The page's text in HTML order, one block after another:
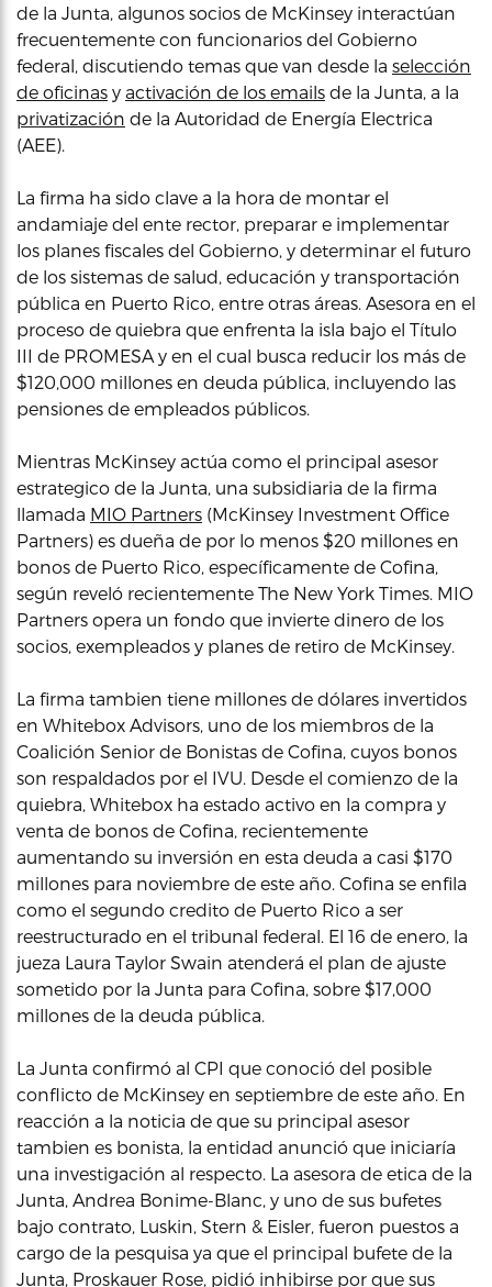
de la Junta, algunos socios de McKinsey interactúan
frecuentemente con funcionarios del Gobierno
federal, discutiendo temas que van desde la selección
de oficinas y activación de los emails de la Junta, a la
privatización de la Autoridad de Energía Electrica
(AEE).
La firma ha sido clave a la hora de montar el
andamiaje del ente rector, preparar e implementar
los planes fiscales del Gobierno, y determinar el futuro
de los sistemas de salud, educación y transportación
pública en Puerto Rico, entre otras áreas. Asesora en el
proceso de quiebra que enfrenta la isla bajo el Título
III de PROMESA y en el cual busca reducir los más de
$120,000 millones en deuda pública, incluyendo las
pensiones de empleados públicos.
Mientras McKinsey actúa como el principal asesor
estrategico de la Junta, una subsidiaria de la firma
llamada MIO Partners (McKinsey Investment Office
Partners) es dueña de por lo menos $20 millones en
bonos de Puerto Rico, específicamente de Cofina,
según reveló recientemente The New York Times. MIO
Partners opera un fondo que invierte dinero de los
socios, exempleados y planes de retiro de McKinsey.
La firma tambien tiene millones de dólares invertidos
en Whitebox Advisors, uno de los miembros de la
Coalición Senior de Bonistas de Cofina, cuyos bonos
son respaldados por el IVU. Desde el comienzo de la
quiebra, Whitebox ha estado activo en la compra y
venta de bonos de Cofina, recientemente
aumentando su inversión en esta deuda a casi $170
millones para noviembre de este año. Cofina se enfila
como el segundo credito de Puerto Rico a ser
reestructurado en el tribunal federal. El 16 de enero, la
jueza Laura Taylor Swain atenderá el plan de ajuste
sometido por la Junta para Cofina, sobre $17,000
millones de la deuda pública.
La Junta confirmó al CPI que conoció del posible
conflicto de McKinsey en septiembre de este año. En
reacción a la noticia de que su principal asesor
tambien es bonista, la entidad anunció que iniciaría
una investigación al respecto. La asesora de etica de la
Junta, Andrea Bonime-Blanc, y uno de sus bufetes
bajo contrato, Luskin, Stern & Eisler, fueron puestos a
cargo de la pesquisa ya que el principal bufete de la
Junta, Proskauer Rose, pidió inhibirse por que sus